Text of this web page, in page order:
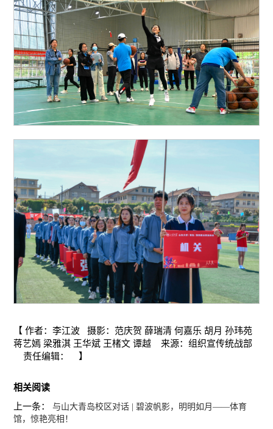
【 作者：李江波 摄影：范庆贺 薛瑞清 何嘉乐 胡月 孙玮苑
蒋艺嫣 梁雅淇 王华斌 王楮文 谭越 来源：组织宣传统战部
责任编辑： 】
相关阅读
上一条：与山大青岛校区对话 | 碧波帆影，明明如月——体育
馆，惊艳亮相！